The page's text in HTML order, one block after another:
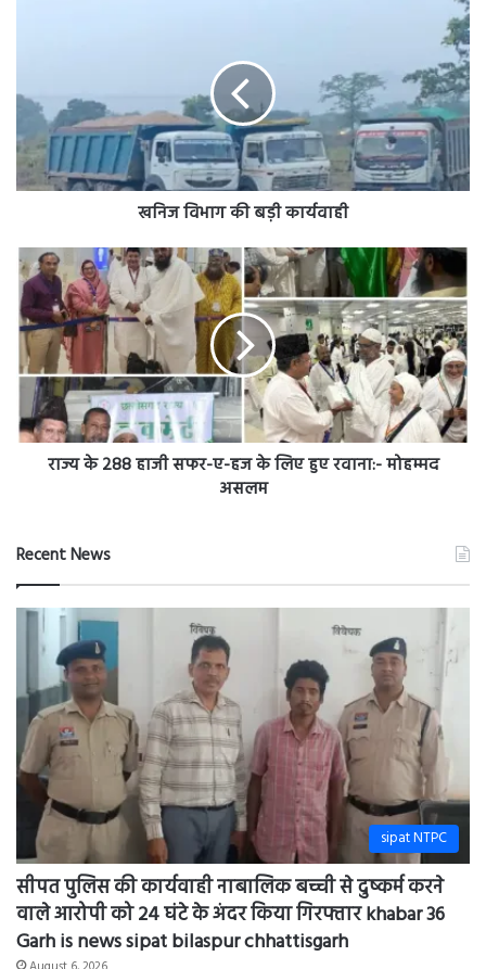
खनिज विभाग की बड़ी कार्यवाही
राज्य
के
288
हाजी
सफर-
ए-
लिए
राज्य के 288 हाजी सफर-ए-हज के लिए हुए रवाना:- मोहम्मद
असलम
Recent News
sipat NTPC
सीपत पुलिस की कार्यवाही नाबालिक बच्ची से दुष्कर्म करने
वाले आरोपी को 24 घंटे के अंदर किया गिरफ्तार khabar 36
Garh is news sipat bilaspur chhattisgarh
August 6, 2026